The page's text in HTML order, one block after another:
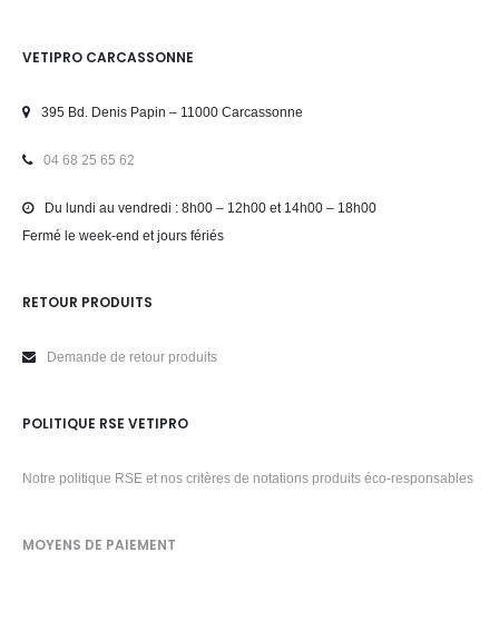
VETIPRO CARCASSONNE
395 Bd. Denis Papin – 11000 Carcassonne
04 68 25 65 62
Du lundi au vendredi : 8h00 – 12h00 et 14h00 – 18h00
Fermé le week-end et jours fériés
RETOUR PRODUITS
Demande de retour produits
POLITIQUE RSE VETIPRO
Notre politique RSE et nos critères de notations produits éco-responsables
MOYENS DE PAIEMENT